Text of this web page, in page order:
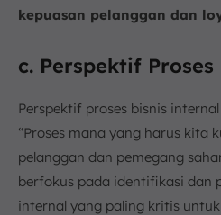
kepuasan pelanggan dan
c. Perspektif
Perspektif proses bisnis
“Proses mana yang harus kita
pelanggan dan pemegang
berfokus pada identifikasi dan
internal yang paling kritis